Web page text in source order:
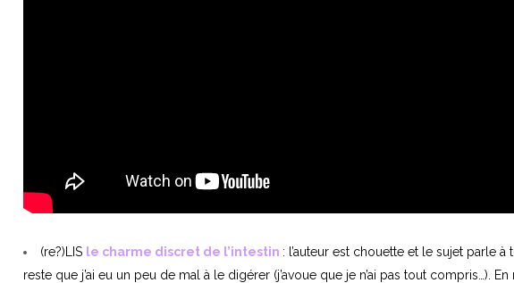
(re?)LIS le charme discret de l’intestin : l’auteur est chouette et le sujet parle à
reste que j’ai eu un peu de mal à le digérer (j’avoue que je n’ai pas tout compris…).